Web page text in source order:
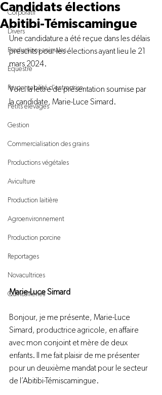
Corporatif
Divers
Productions animales
Équestre
Responsabilité d'entreprise
Petits élevages
Gestion
Commercialisation des grains
Productions végétales
Aviculture
Production laitière
Agroenvironnement
Production porcine
Reportages
Novacultrices
Quincailleries
Candidats élections
Abitibi-Témiscamingue
Une candidature a été reçue dans les délais
prescrits pour les élections ayant lieu le 21
mars 2024.
Voici la lettre de présentation soumise par
la candidate, Marie-Luce Simard.
Marie-Luce Simard
Bonjour, je me présente, Marie-Luce
Simard, productrice agricole, en affaire
avec mon conjoint et mère de deux
enfants. Il me fait plaisir de me présenter
pour un deuxième mandat pour le secteur
de l’Abitibi-Témiscamingue.